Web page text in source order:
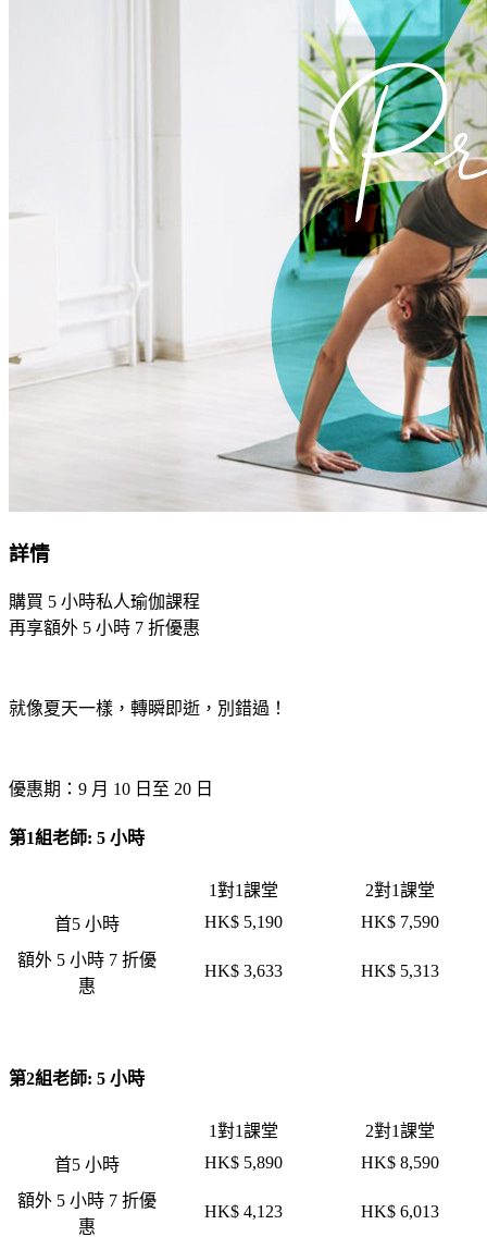
詳情
購買 5 小時私人瑜伽課程
再享額外 5 小時 7 折優惠
就像夏天一樣，轉瞬即逝，別錯過！
優惠期：9 月 10 日至 20 日
第1組老師: 5 小時
1對1課堂
2對1課堂
首5 小時
HK$ 5,190 HK$ 7,590
額外 5 小時 7 折優
惠
HK$ 3,633 HK$ 5,313
第2組老師: 5 小時
1對1課堂
2對1課堂
首5 小時
HK$ 5,890 HK$ 8,590
額外 5 小時 7 折優
惠
HK$ 4,123 HK$ 6,013